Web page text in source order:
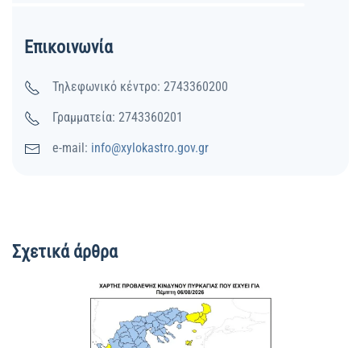
Επικοινωνία
Τηλεφωνικό κέντρο: 2743360200
Γραμματεία: 2743360201
e-mail: info@xylokastro.gov.gr
Σχετικά άρθρα